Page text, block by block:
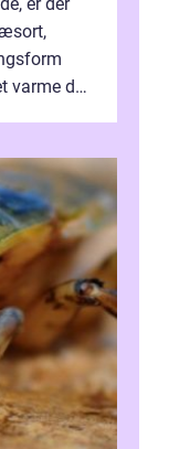
varme du